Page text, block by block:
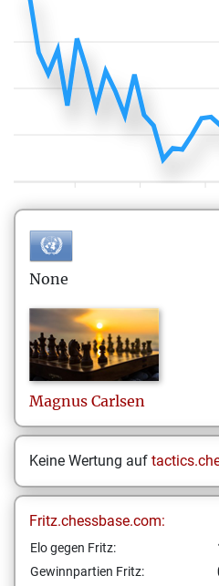
None
Magnus Carlsen
Keine Wertung auf
Fritz.chessbase.com:
Elo gegen Fritz:
Gewinnpartien Fritz: